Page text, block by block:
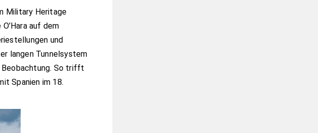
Military Heritage
auf dem
und
langen Tunnelsystem
Beobachtung. So trifft
Spanien im 18.